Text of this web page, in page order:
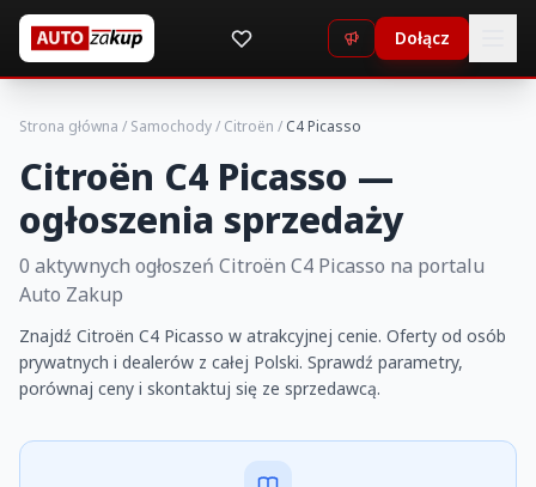
Dołącz
Strona główna / Samochody/ Citroën / C4 Picasso
Citroën C4 Picasso —
ogłoszenia sprzedaży
0 aktywnych ogłoszeń Citroën C4 Picasso na portalu
Auto Zakup
Znajdź Citroën C4 Picasso w atrakcyjnej cenie. Oferty od osób
prywatnych i dealerów z całej Polski. Sprawdź parametry,
porównaj ceny i skontaktuj się ze sprzedawcą.